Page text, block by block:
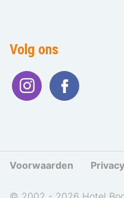
Volg ons
Voorwaarden Privacy